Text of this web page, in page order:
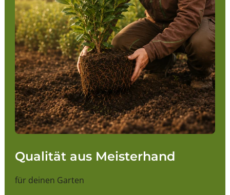
Qualität aus Meisterhand
für deinen Garten